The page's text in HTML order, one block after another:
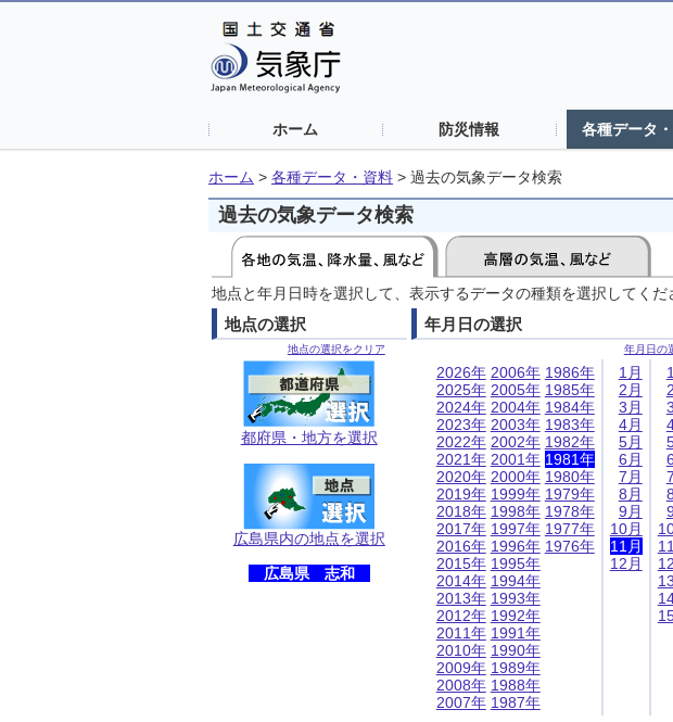
ホーム 防災情報 各種データ
ホーム > 各種データ・資料 > 過去の気象データ検索
過去の気象データ検索
地点と年月日時を選択して、表示するデータの種類を選択してくだ
地点の選択
地点の選択をクリア
都府県・地方を選択
広島県内の地点を選択
広島県 志和
年月日の選択
年月日の
2026年
2025年
2024年
2023年
2022年
2021年
2020年
2019年
2018年
2017年
2016年
2015年
2014年
2013年
2012年
2011年
2010年
2009年
2008年
2007年
2006年
2005年
2004年
2003年
2002年
2001年
2000年
1999年
1998年
1997年
1996年
1995年
1994年
1993年
1992年
1991年
1990年
1989年
1988年
1987年
1986年
1985年
1984年
1983年
1982年
1981年
1980年
1979年
1978年
1977年
1976年
1月
2月
3月
4月
5月
6月
7月
8月
9月
10月
11月
12月